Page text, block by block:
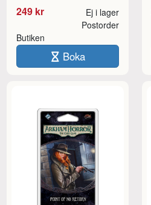
249 kr Ej i lager
Butiken
Postorder
Boka